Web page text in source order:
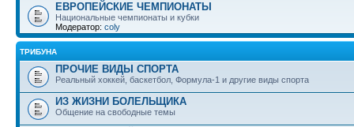
ЕВРОПЕЙСКИЕ ЧЕМПИОНАТЫ
Национальные чемпионаты и кубки
Модератор: coly
ТРИБУНА
ПРОЧИЕ ВИДЫ СПОРТА
Реальный хоккей, баскетбол, Формула-1 и другие виды спорта
ИЗ ЖИЗНИ БОЛЕЛЬЩИКА
Общение на свободные темы